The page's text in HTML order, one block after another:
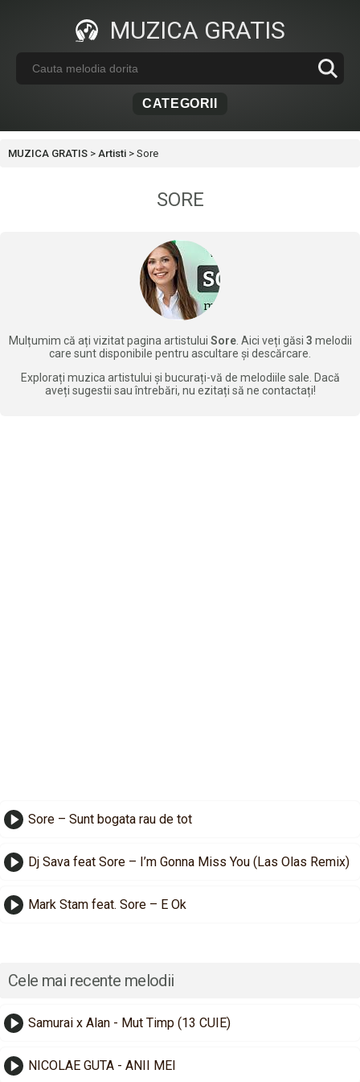
MUZICA GRATIS
CATEGORII
MUZICA GRATIS > Artisti > Sore
SORE
Mulțumim că ați vizitat pagina artistului Sore. Aici veți găsi 3 melodii
care sunt disponibile pentru ascultare și descărcare.
Explorați muzica artistului și bucurați-vă de melodiile sale. Dacă
aveți sugestii sau întrebări, nu ezitați să ne contactați!
Sore – Sunt bogata rau de tot
Dj Sava feat Sore – I’m Gonna Miss You (Las Olas Remix)
Mark Stam feat. Sore – E Ok
Cele mai recente melodii
Samurai x Alan - Mut Timp (13 CUIE)
NICOLAE GUTA - ANII MEI